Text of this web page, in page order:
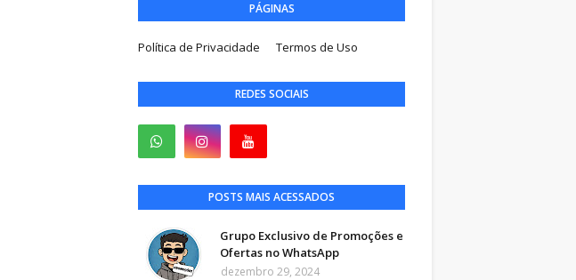
PÁGINAS
Política de Privacidade Termos de Uso
REDES SOCIAIS
POSTS MAIS ACESSADOS
Grupo Exclusivo de Promoções e
Ofertas no WhatsApp
dezembro 29, 2024